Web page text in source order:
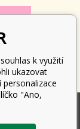
kupujícímu
k využití
ukazovat
"Ano,